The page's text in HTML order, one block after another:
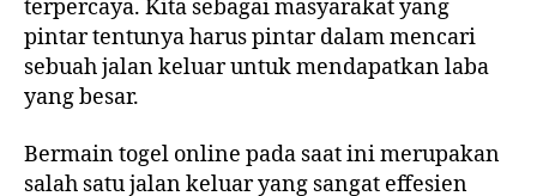
terpercaya. Kita sebagai masyarakat yang
pintar tentunya harus pintar dalam mencari
sebuah jalan keluar untuk mendapatkan laba
yang besar.
Bermain togel online pada saat ini merupakan
salah satu jalan keluar yang sangat effesien